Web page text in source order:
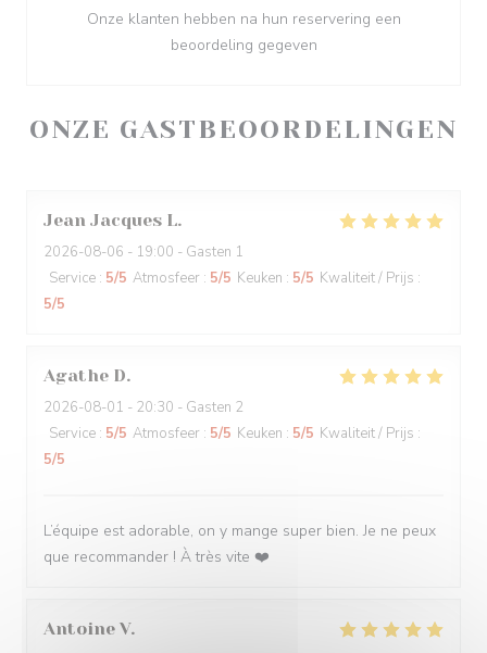
ONZE GASTBEOORDELINGEN
Jean Jacques L
2026-08-06 - 19:00 - Gasten 1
Service : 5/5 Atmosfeer : 5/5 Keuken : 5/5 Kwaliteit / Prijs :
5/5
Agathe D
2026-08-01 - 20:30 - Gasten 2
Service : 5/5 Atmosfeer : 5/5 Keuken : 5/5 Kwaliteit / Prijs :
5/5
L’équipe est adorable, on y mange super bien. Je ne peux
que recommander ! À très vite ❤️
Antoine V
Onze klanten hebben na hun reservering een
beoordeling gegeven